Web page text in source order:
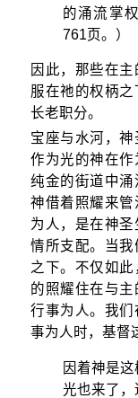
的涌流掌
761页。）
因此，那些在
服在祂的权柄
长老职分。
宝座与水河，神
作为光的神在
纯金的街道中
神借着照耀来
为人，是在神
情所支配。当
之下。不仅如
的照耀住在与
行事为人。我
事为人时，基督
因着神是
光也来了，